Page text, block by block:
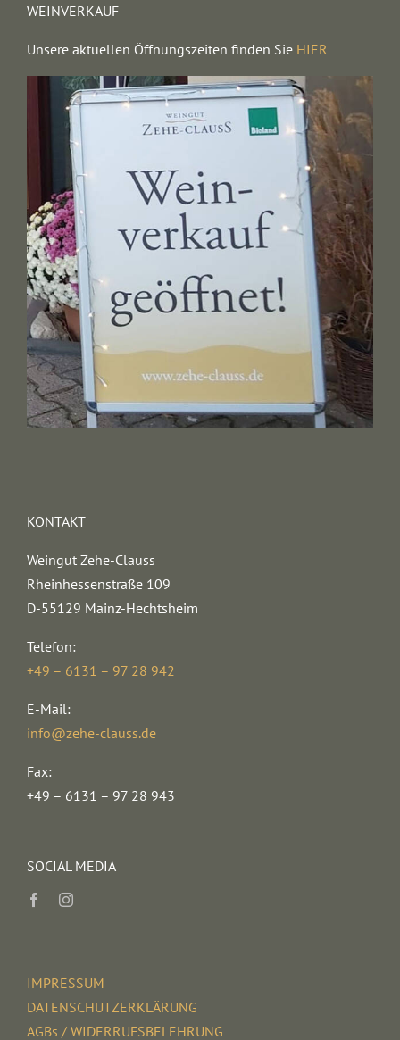
WEINVERKAUF
Unsere aktuellen Öffnungszeiten finden Sie HIER
KONTAKT
Weingut Zehe-Clauss
Rheinhessenstraße 109
D-55129 Mainz-Hechtsheim
Telefon:
+49 – 6131 – 97 28 942
E-Mail:
info@zehe-clauss.de
Fax:
+49 – 6131 – 97 28 943
SOCIAL MEDIA
IMPRESSUM
DATENSCHUTZERKLÄRUNG
AGBs / WIDERRUFSBELEHRUNG